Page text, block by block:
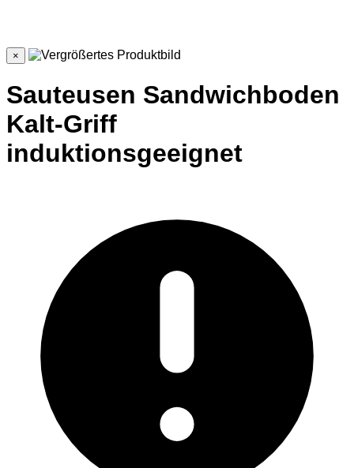
×
Sauteusen Sandwichboden
Kalt-Griff
induktionsgeeignet